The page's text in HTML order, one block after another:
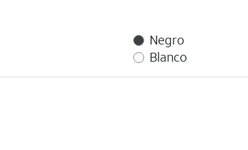
Negro
Blanco